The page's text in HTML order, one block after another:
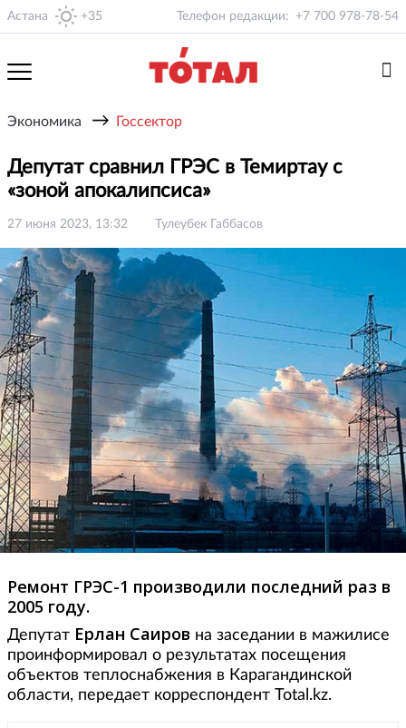
Астана +35 Телефон редакции: +7 700 978-78-54
Экономика → Госсектор
Депутат сравнил ГРЭС в Темиртау с
«зоной апокалипсиса»
27 июня 2023, 13:32 Тулеубек Габбасов
Ремонт ГРЭС-1 производили последний раз в
2005 году.
Депутат Ерлан Саиров на заседании в мажилисе
проинформировал о результатах посещения
объектов теплоснабжения в Карагандинской
области, передает корреспондент Total.kz.